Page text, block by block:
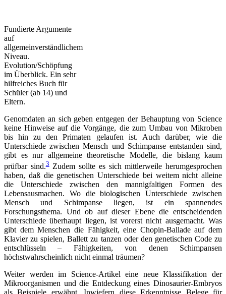
Fundierte Argumente
auf
allgemeinverständlichem
Niveau.
Evolution/Schöpfung
im Überblick. Ein sehr
hilfreiches Buch für
Schüler (ab 14) und
Eltern.
Genomdaten an sich geben entgegen der Behauptung von Science
keine Hinweise auf die Vorgänge, die zum Umbau von Mikroben
bis hin zu den Primaten gelaufen ist. Auch darüber, wie die
Unterschiede zwischen Mensch und Schimpanse entstanden sind,
gibt es nur allgemeine theoretische Modelle, die bislang kaum
prüfbar sind.3Zudem sollte es sich mittlerweile herumgesprochen
haben, daß die genetischen Unterschiede bei weitem nicht alleine
die Unterschiede zwischen den mannigfaltigen Formen des
Lebensausmachen. Wo die biologischen Unterschiede zwischen
Mensch und Schimpanse liegen, ist ein spannendes
Forschungsthema. Und ob auf dieser Ebene die entscheidenden
Unterschiede überhaupt liegen, ist vorerst nicht ausgemacht. Was
gibt dem Menschen die Fähigkeit, eine Chopin-Ballade auf dem
Klavier zu spielen, Ballett zu tanzen oder den genetischen Code zu
entschlüsseln – Fähigkeiten, von denen Schimpansen
höchstwahrscheinlich nicht einmal träumen?
Weiter werden im Science-Artikel eine neue Klassifikation der
Mikroorganismen und die Entdeckung eines Dinosaurier-Embryos